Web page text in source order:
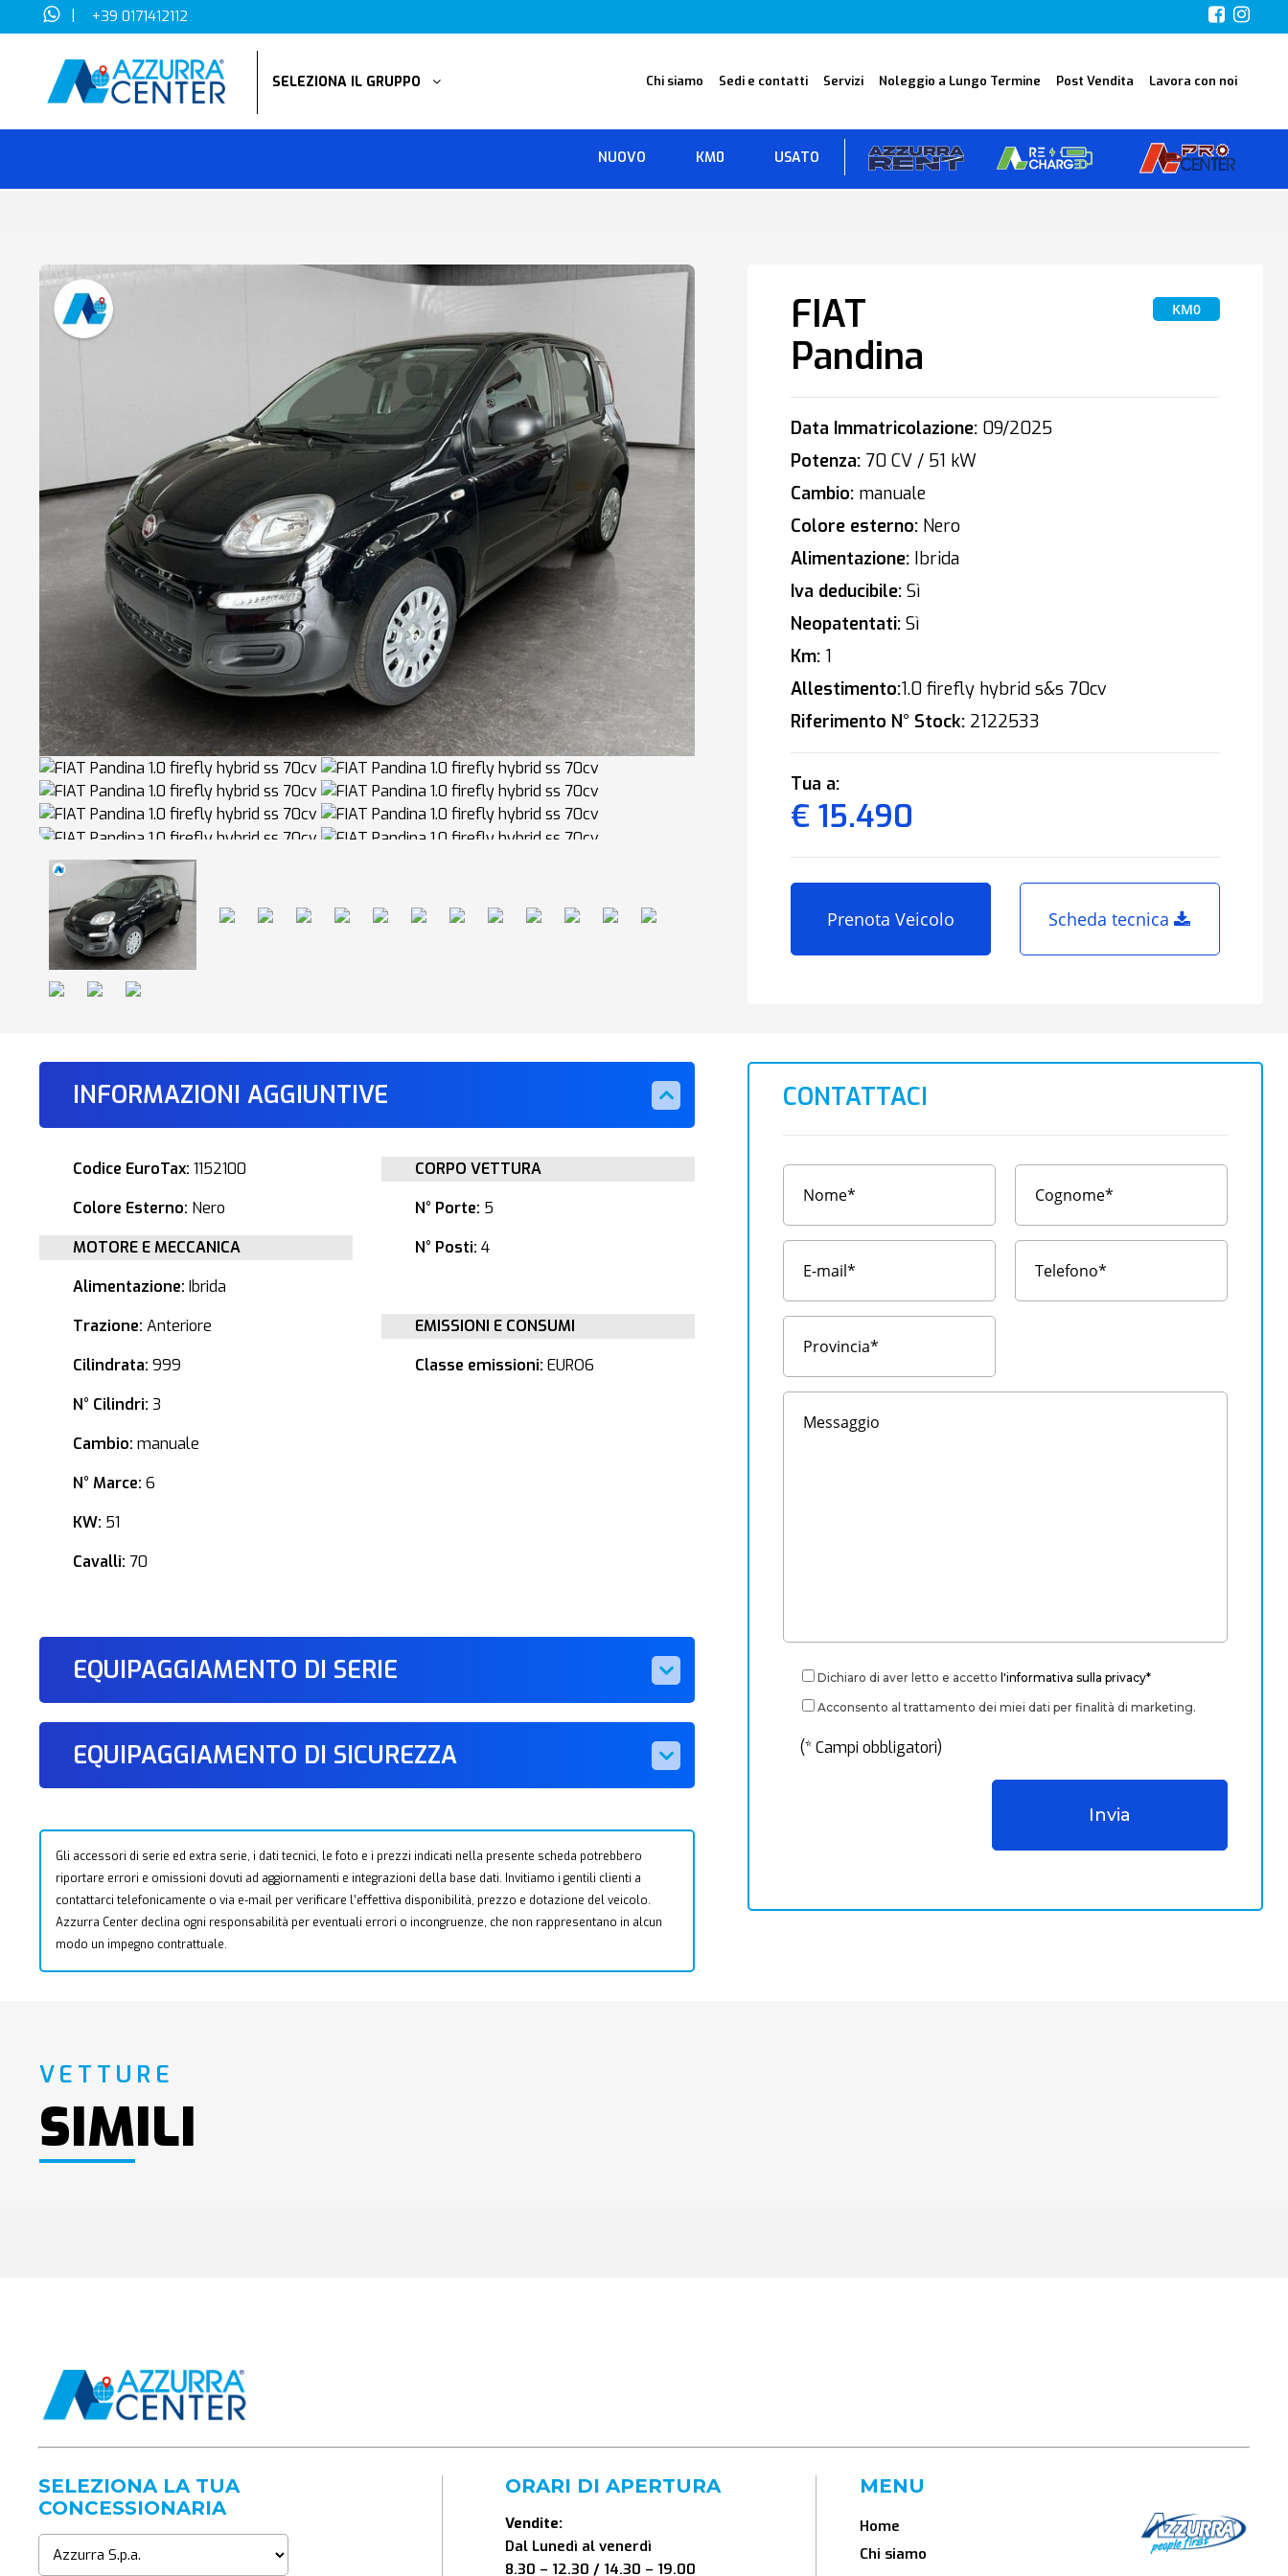
| +39 0171412112
SELEZIONA IL GRUPPO Chi siamo Sedi e contatti Servizi Noleggio a Lungo Termine Post Vendita Lavora con noi
NUOVO KM0 USATO
FIAT
Pandina
KM0
Data Immatricolazione:09/2025
Potenza:70 CV / 51 kW
Cambio:manuale
Colore esterno:Nero
Alimentazione:Ibrida
Iva deducibile:Sì
Neopatentati:Sì
Km:1
Allestimento:1.0 firefly hybrid s&s 70cv
Riferimento N° Stock:2122533
Tua a:
€ 15.490
Prenota Veicolo Scheda tecnica
INFORMAZIONI AGGIUNTIVE
Codice EuroTax: 1152100
Colore Esterno: Nero
MOTORE E MECCANICA
Alimentazione: Ibrida
Trazione: Anteriore
Cilindrata: 999
N° Cilindri: 3
Cambio: manuale
N° Marce: 6
KW: 51
Cavalli: 70
CORPO VETTURA
N° Porte: 5
N° Posti: 4
EMISSIONI E CONSUMI
Classe emissioni: EURO6
EQUIPAGGIAMENTO DI SERIE
EQUIPAGGIAMENTO DI SICUREZZA
Gli accessori di serie ed extra serie, i dati tecnici, le foto e i prezzi indicati nella presente scheda potrebbero
riportare errori e omissioni dovuti ad aggiornamenti e integrazioni della base dati. Invitiamo i gentili clienti a
contattarci telefonicamente o via e-mail per verificare l’effettiva disponibilità, prezzo e dotazione del veicolo.
Azzurra Center declina ogni responsabilità per eventuali errori o incongruenze, che non rappresentano in alcun
modo un impegno contrattuale.
CONTATTACI
Dichiaro di aver letto e accetto l'informativa sulla privacy*
Acconsento al trattamento dei miei dati per finalità di marketing.
(* Campi obbligatori)
VETTURE
SIMILI
SELEZIONA LA TUA
CONCESSIONARIA
ORARI DI APERTURA
Vendite:
Dal Lunedì al venerdì
8.30 – 12.30 / 14.30 – 19.00
MENU
Home
Chi siamo